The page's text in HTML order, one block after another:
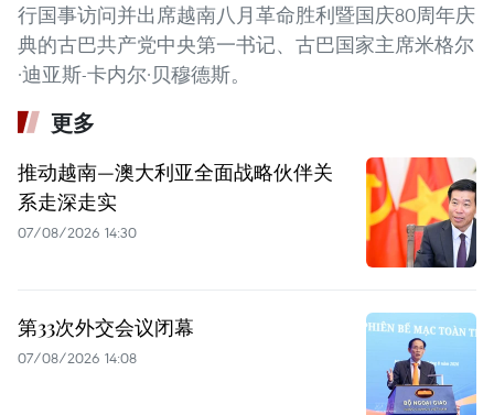
行国事访问并出席越南八月革命胜利暨国庆80周年庆
典的古巴共产党中央第一书记、古巴国家主席米格尔
·迪亚斯-卡内尔·贝穆德斯。
更多
推动越南—澳大利亚全面战略伙伴关
系走深走实
07/08/2026 14:30
第33次外交会议闭幕
07/08/2026 14:08